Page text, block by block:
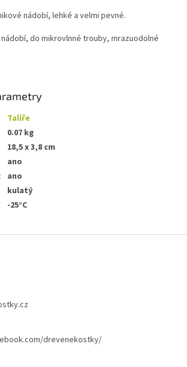
nádobí, lehké a velmi pevné.
do mikrovlnné trouby, mrazuodolné
Talíře
0.07 kg
18,5 x 3,8 cm
ano
: ano
kulatý
-25°C
drevenekostky/